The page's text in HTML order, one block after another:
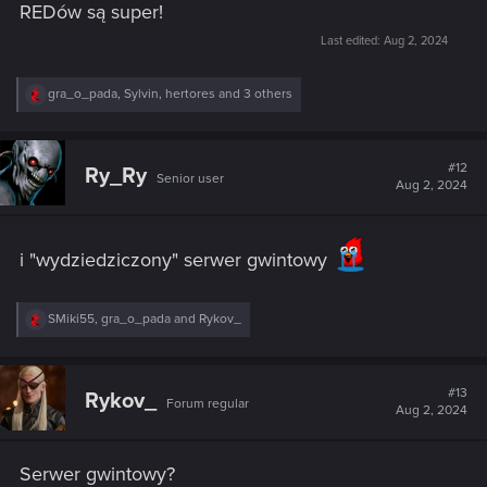
REDów są super!
Last edited: Aug 2, 2024
R
c
t
i
gra_o_pada, Sylvin, hertores and 3 others
Ry_Ry Senior user
#12
Aug 2, 2024
i "wydziedziczony" serwer gwintowy
R
c
t
i
o
:
SMiki55, gra_o_pada and Rykov_
Rykov_ Forum regular
#13
Aug 2, 2024
Serwer gwintowy?